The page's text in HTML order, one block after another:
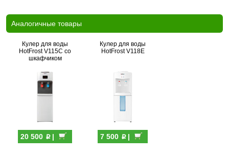
Аналогичные товары
Кулер для воды
HotFrost V115C со
шкафчиком
20 500 p|
Кулер для воды
HotFrost V118E
7 500 p|